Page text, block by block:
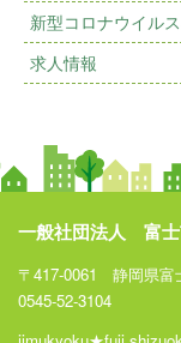
新型コロナウイル
求人情報
一般社団法人 富
〒417-0061 静岡県富
0545-52-3104